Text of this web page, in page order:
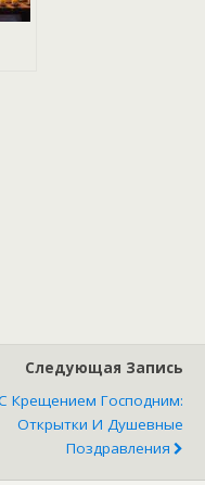
Следующая Запись
Крещением Господним:
Открытки И Душевные
Поздравления